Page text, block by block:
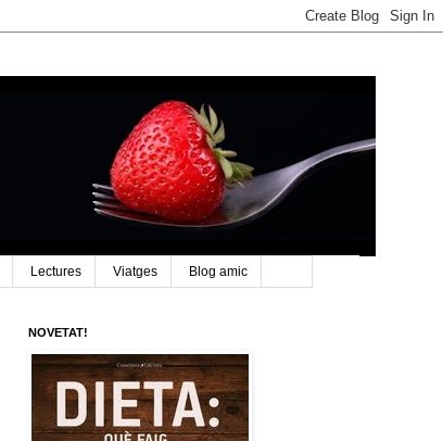
Lectures Viatges Blog amic
NOVETAT!